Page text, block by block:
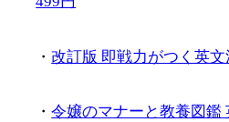
・改訂版 即戦力がつく英文
・令嬢のマナーと教養図鑑